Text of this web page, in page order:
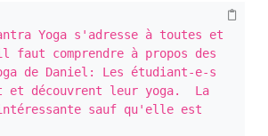
Yoga s'adresse à toutes et
faut comprendre à propos des
de Daniel: Les étudiant-e-s
et découvrent leur yoga.  La
sauf qu'elle est